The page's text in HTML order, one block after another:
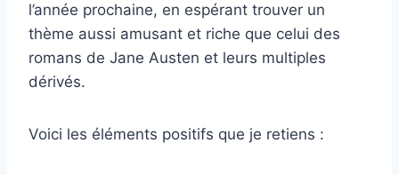
l’année prochaine, en espérant trouver un
thème aussi amusant et riche que celui des
romans de Jane Austen et leurs multiples
dérivés.
Voici les éléments positifs que je retiens :